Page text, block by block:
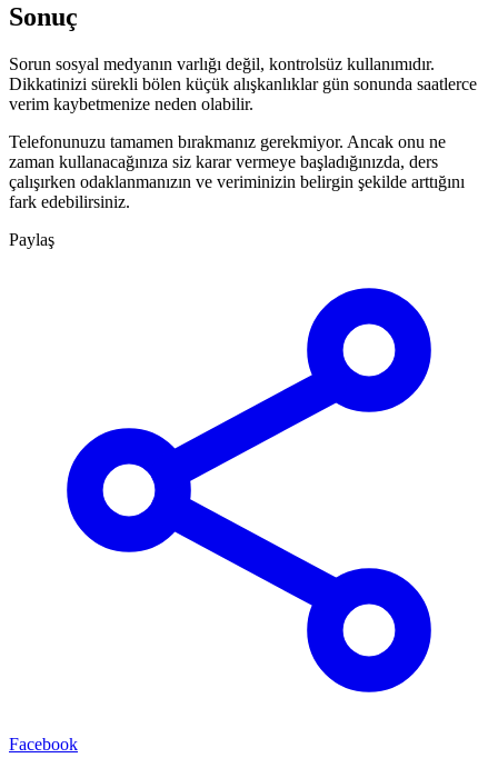
Sonuç
Sorun sosyal medyanın varlığı değil, kontrolsüz kullanımıdır.
Dikkatinizi sürekli bölen küçük alışkanlıklar gün sonunda saatlerce
verim kaybetmenize neden olabilir.
Telefonunuzu tamamen bırakmanız gerekmiyor. Ancak onu ne
zaman kullanacağınıza siz karar vermeye başladığınızda, ders
çalışırken odaklanmanızın ve veriminizin belirgin şekilde arttığını
fark edebilirsiniz.
Paylaş
Facebook